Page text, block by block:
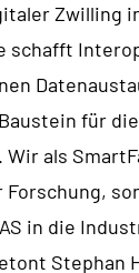
Zwilling
schafft
für
als
in die
Stephan